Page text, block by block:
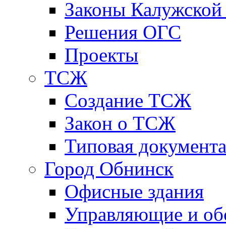
Законы Калужской
Решения ОГС
Проекты
ТСЖ
Создание ТСЖ
Закон о ТСЖ
Типовая
Город Обнинск
Офисные здания
Управляющие и